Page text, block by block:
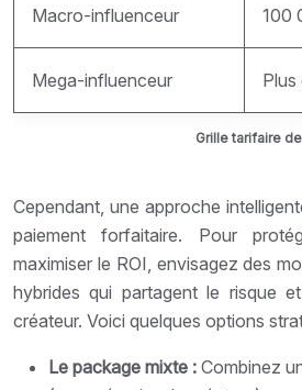
Grille tarifaire
Macro-influenceur 100
Mega-influenceur
Cependant, une approche
paiement forfaitaire. Pour
maximiser le ROI, envisagez des
hybrides qui partagent le risque
créateur. Voici quelques options
Le package mixte : Combinez